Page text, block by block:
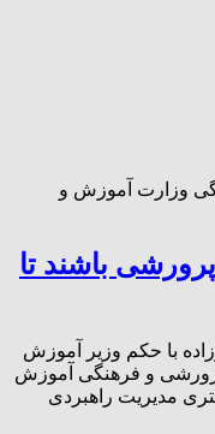
وزارت آموزش و
باشند تا
باقرزاده با حکم وزیر آموزش
و فرهنگی آموزش
مدیریت راهبردی